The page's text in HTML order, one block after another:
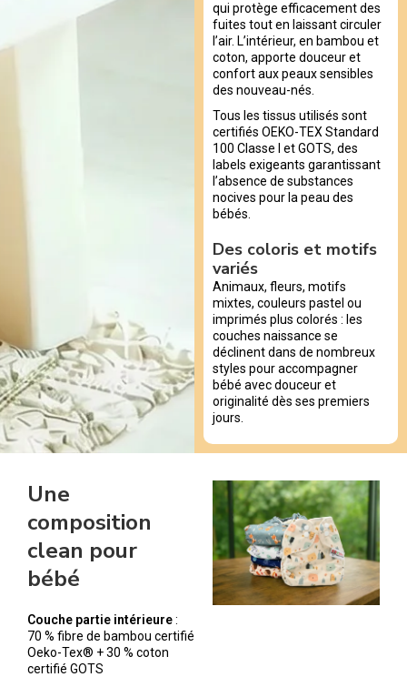
qui protège efficacement des
fuites tout en laissant circuler
l’air. L’intérieur, en bambou et
coton, apporte douceur et
confort aux peaux sensibles
des nouveau-nés.
Tous les tissus utilisés sont
certifiés OEKO-TEX Standard
100 Classe I et GOTS, des
labels exigeants garantissant
l’absence de substances
nocives pour la peau des
bébés.
Des coloris et motifs
variés
Animaux, fleurs, motifs
mixtes, couleurs pastel ou
imprimés plus colorés : les
couches naissance se
déclinent dans de nombreux
styles pour accompagner
bébé avec douceur et
originalité dès ses premiers
jours.
Une
composition
clean pour
bébé
Couche partie intérieure:
70 % fibre de bambou certifié
Oeko-Tex® + 30 % coton
certifié GOTS